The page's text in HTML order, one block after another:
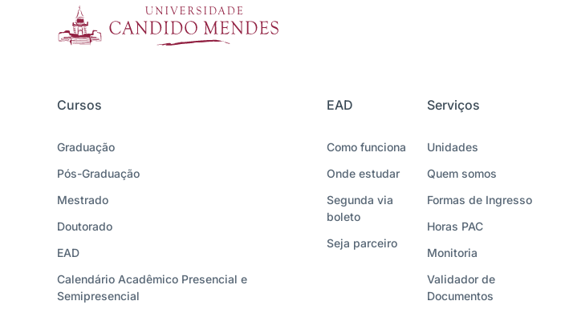
Cursos
Graduação
Pós-Graduação
Mestrado
Doutorado
EAD
Calendário Acadêmico Presencial e
Semipresencial
EAD
Como funciona
Onde estudar
Segunda via
boleto
Seja parceiro
Serviços
Unidades
Quem somos
Formas de Ingresso
Horas PAC
Monitoria
Validador de
Documentos